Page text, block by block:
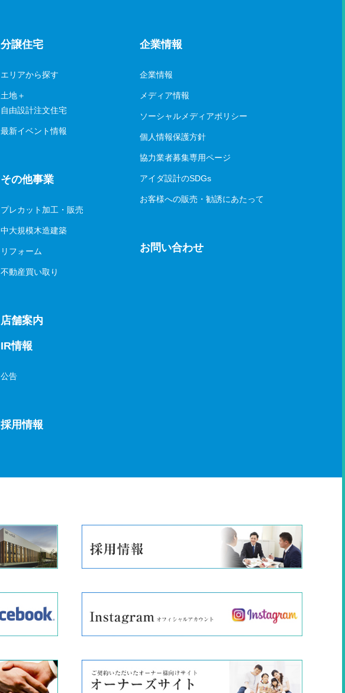
分譲住宅
エリアから探す
土地＋
自由設計注文住宅
最新イベント情報
その他事業
プレカット加工・販売
中大規模木造建築
リフォーム
不動産買い取り
店舗案内
IR情報
公告
採用情報
企業情報
企業情報
メディア情報
ソーシャルメディアポリシー
個人情報保護方針
協力業者募集専用ページ
アイダ設計のSDGs
お客様への販売・勧誘にあたって
お問い合わせ